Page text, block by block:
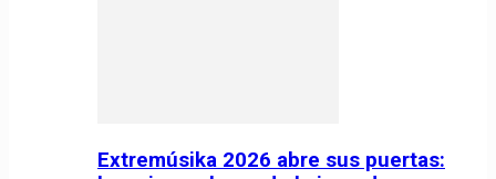
Extremúsika 2026 abre sus puertas: